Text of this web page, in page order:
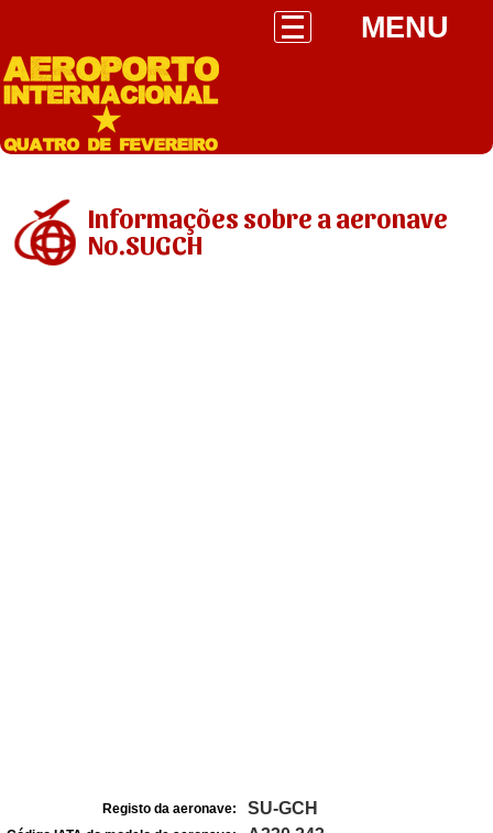
MENU
Informações sobre a aeronave
No.SUGCH
Registo da aeronave: SU-GCH